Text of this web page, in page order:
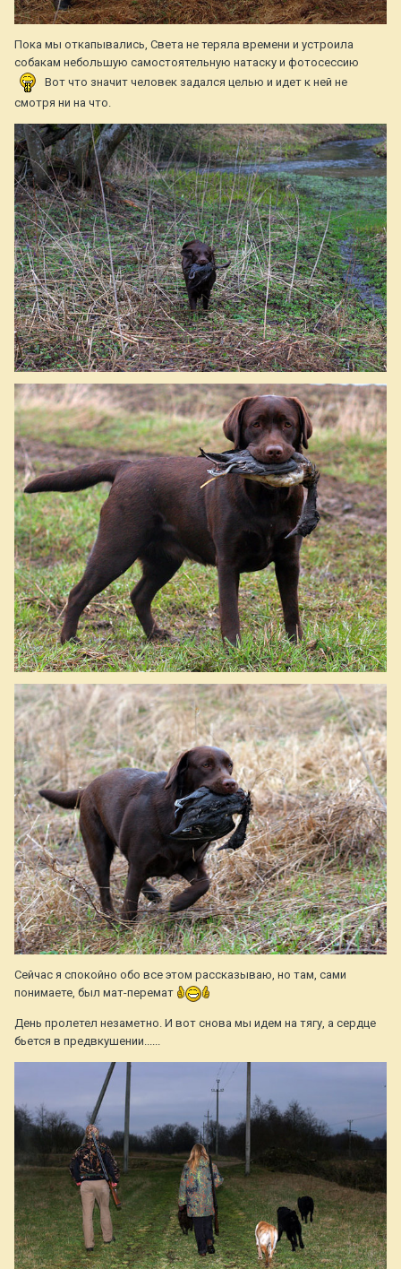
Пока мы откапывались, Света не теряла времени и устроила
собакам небольшую самостоятельную натаску и фотосессию
Вот что значит человек задался целью и идет к ней не
смотря ни на что.
Сейчас я спокойно обо все этом рассказываю, но там, сами
понимаете, был мат-перемат
День пролетел незаметно. И вот снова мы идем на тягу, а сердце
бьется в предвкушении......